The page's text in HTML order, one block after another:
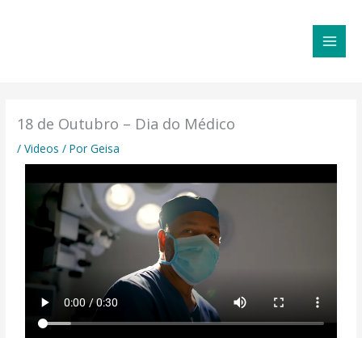
18 de Outubro – Dia do Médico
/Videos / PorGeisa